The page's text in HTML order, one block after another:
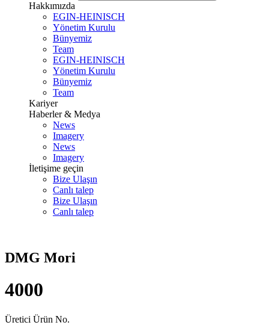
Hakkımızda
EGIN-HEINISCH
Yönetim Kurulu
Bünyemiz
Team
EGIN-HEINISCH
Yönetim Kurulu
Bünyemiz
Team
Kariyer
Haberler & Medya
News
Imagery
News
Imagery
İletişime geçin
Bize Ulaşın
Canlı talep
Bize Ulaşın
Canlı talep
DMG Mori
4000
Üretici Ürün No.